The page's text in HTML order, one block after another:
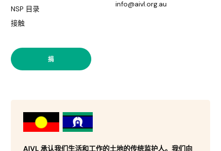
NSP 目录
接触
info@aivl.org.au
捐
AIVL 承认我们生活和工作的土地的传统监护人。我们向